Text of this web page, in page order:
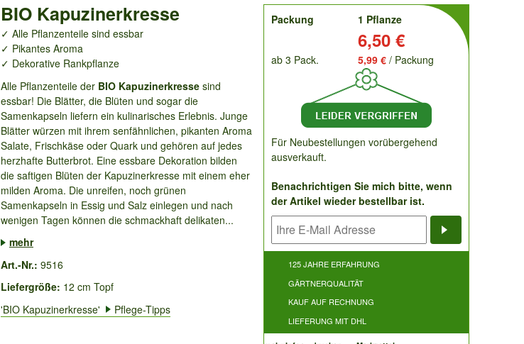
BIO Kapuzinerkresse
✓ Alle Pflanzenteile sind essbar
✓ Pikantes Aroma
✓ Dekorative Rankpflanze
Alle Pflanzenteile der BIO Kapuzinerkressesind
essbar! Die Blätter, die Blüten und sogar die
Samenkapseln liefern ein kulinarisches Erlebnis. Junge
Blätter würzen mit ihrem senfähnlichen, pikanten Aroma
Salate, Frischkäse oder Quark und gehören auf jedes
herzhafte Butterbrot. Eine essbare Dekoration bilden
die saftigen Blüten der Kapuzinerkresse mit einem eher
milden Aroma. Die unreifen, noch grünen
Samenkapseln in Essig und Salz einlegen und nach
wenigen Tagen können die schmackhaft delikaten...
mehr
Art.-Nr.: 9516
Liefergröße: 12 cm Topf
'BIO Kapuzinerkresse'
Pflege-Tipps
order
Packung
1 Pflanze
6,50 €
ab 3 Pack. 5,99 € / Packung
Für Neubestellungen vorübergehend
ausverkauft.
Benachrichtigen Sie mich bitte, wenn
der Artikel wieder bestellbar ist.
125 JAHRE ERFAHRUNG
GÄRTNERQUALITÄT
KAUF AUF RECHNUNG
LIEFERUNG MIT DHL